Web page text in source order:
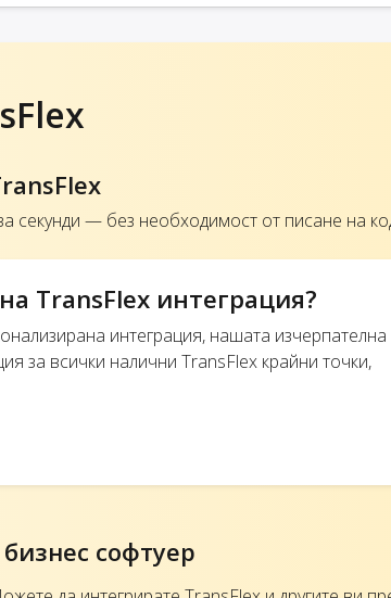
секунди — без необходимост от писане на
TransFlex интеграция?
интеграция, нашата
за всички налични TransFlex крайни точки,
софтуер